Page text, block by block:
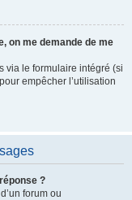
on me demande de me
via le formulaire intégré (si
empêcher l’utilisation
?
forum ou